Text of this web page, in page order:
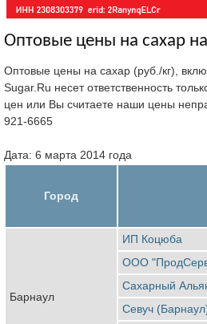
Оптовые цены на сахар
Оптовые цены на сахар (руб./кг),
Sugar.Ru несет ответственность
цен или Вы считаете наши цены
921-6665
Дата: 6 марта 2014 года
Город
Барнаул
ИП Коцюба
ООО
Сахарный
Севуч